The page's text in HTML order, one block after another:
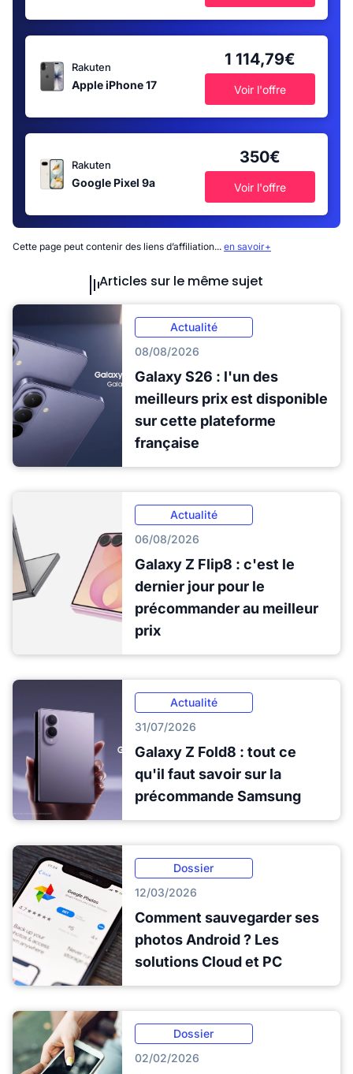
Rakuten
Apple iPhone 17
1 114,79€
Voir l'offre
Rakuten
Google Pixel 9a
350€
Voir l'offre
Cette page peut contenir des liens d’affiliation... en savoir+
Articles sur le même sujet
Actualité
08/08/2026
Galaxy S26 : l'un des
meilleurs prix est disponible
sur cette plateforme
française
Actualité
06/08/2026
Galaxy Z Flip8 : c'est le
dernier jour pour le
précommander au meilleur
prix
Actualité
31/07/2026
Galaxy Z Fold8 : tout ce
qu'il faut savoir sur la
précommande Samsung
Dossier
12/03/2026
Comment sauvegarder ses
photos Android ? Les
solutions Cloud et PC
Dossier
02/02/2026